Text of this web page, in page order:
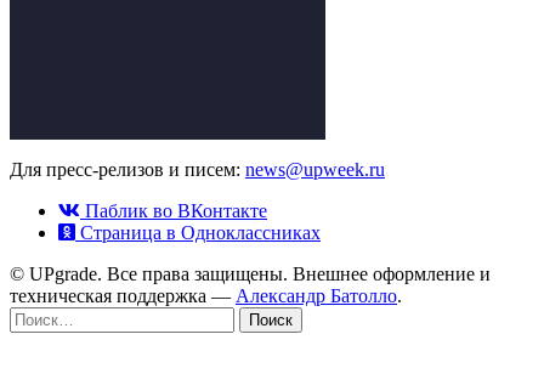
Для пресс-релизов и писем: news@upweek.ru
Паблик во ВКонтакте
Страница в Одноклассниках
© UPgrade. Все права защищены. Внешнее оформление и
техническая поддержка — Александр Батолло.
Найти: